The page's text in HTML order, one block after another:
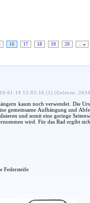
16 17 18 19 20 …
01-19 12:03:16 (1) (Gelesen:
kaum noch verwendet. Die
gemeinsame Aufhängung und
und somit eine geringe
wird. Für das Rad ergibt
Federsteife